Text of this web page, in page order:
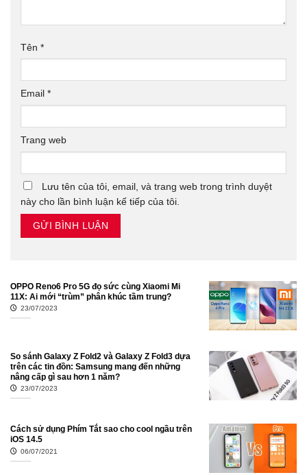
Tên *
Email *
Trang web
Lưu tên của tôi, email, và trang web trong trình duyệt
này cho lần bình luận kế tiếp của tôi.
OPPO Reno6 Pro 5G đọ sức cùng Xiaomi Mi
11X: Ai mới “trùm” phân khúc tầm trung?
23/07/2023
So sánh Galaxy Z Fold2 và Galaxy Z Fold3 dựa
trên các tin đồn: Samsung mang đến những
nâng cấp gì sau hơn 1 năm?
23/07/2023
Cách sử dụng Phím Tắt sao cho cool ngầu trên
iOS 14.5
06/07/2021